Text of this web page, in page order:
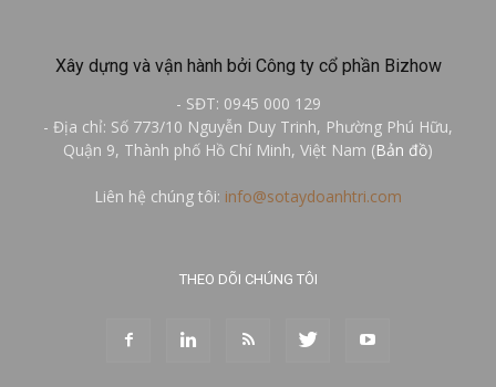
Xây dựng và vận hành bởi Công ty cổ phần Bizhow
- SĐT: 0945 000 129
- Địa chỉ: Số 773/10 Nguyễn Duy Trinh, Phường Phú Hữu,
Quận 9, Thành phố Hồ Chí Minh, Việt Nam (Bản đồ)
Liên hệ chúng tôi: info@sotaydoanhtri.com
THEO DÕI CHÚNG TÔI